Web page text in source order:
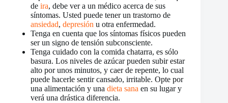
de ira, debe ver a un médico acerca de sus
síntomas. Usted puede tener un trastorno de
ansiedad, depresión u otra enfermedad.
Tenga en cuenta que los síntomas físicos pueden
ser un signo de tensión subconsciente.
Tenga cuidado con la comida chatarra, es sólo
basura. Los niveles de azúcar pueden subir estar
alto por unos minutos, y caer de repente, lo cual
puede hacerle sentir cansado, irritable. Opte por
una alimentación y una dieta sana en su lugar y
verá una drástica diferencia.